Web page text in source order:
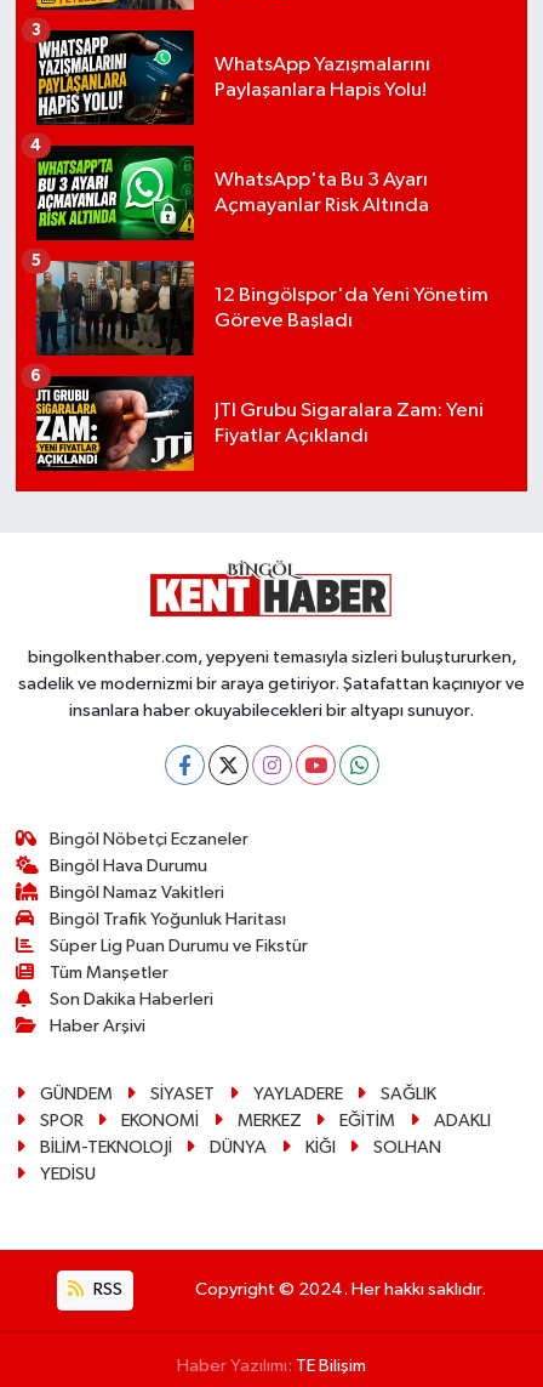
WhatsApp Yazışmalarını
Paylaşanlara Hapis Yolu!
3
WhatsApp'ta Bu 3 Ayarı
Açmayanlar Risk Altında
4
12 Bingölspor'da Yeni Yönetim
Göreve Başladı
5
JTI Grubu Sigaralara Zam: Yeni
Fiyatlar Açıklandı
6
bingolkenthaber.com, yepyeni temasıyla sizleri buluştururken,
sadelik ve modernizmi bir araya getiriyor. Şatafattan kaçınıyor ve
insanlara haber okuyabilecekleri bir altyapı sunuyor.
Bingöl Nöbetçi Eczaneler
Bingöl Hava Durumu
Bingöl Namaz Vakitleri
Bingöl Trafik Yoğunluk Haritası
Süper Lig Puan Durumu ve Fikstür
Tüm Manşetler
Son Dakika Haberleri
Haber Arşivi
GÜNDEM SİYASET YAYLADERE
SAĞLIK
SPOR
EKONOMİ MERKEZ EĞİTİM
ADAKLI
BİLİM-TEKNOLOJİ
DÜNYA KİĞI
SOLHAN
YEDİSU
RSS Copyright © 2024. Her hakkı saklıdır.
Haber Yazılımı: TE Bilişim